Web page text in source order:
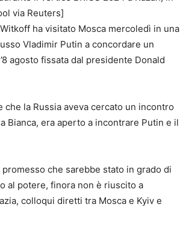
via Reuters]
ha visitato Mosca mercoledì in una
Vladimir Putin a concordare un
agosto fissata dal presidente Donald
che la Russia aveva cercato un incontro
Bianca, era aperto a incontrare Putin e il
che sarebbe stato in grado di
al potere, finora non è riuscito a
colloqui diretti tra Mosca e Kyiv e